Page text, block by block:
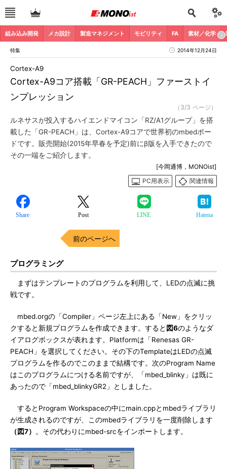
組み込み開発 メカ設計 製造マネジメント モビリティ FA 素材／化学
特集 2014年12月24日
Cortex-A9コア搭載「GR-PEACH」ファーストイ
ンプレッション
Cortex-A9
（3/3 ページ）
ルネサスが投入するハイエンドマイコン「RZ/A1グループ」を搭
載した「GR-PEACH」は、Cortex-A9コアで世界初のmbedボー
ドです。販売開始(2015年早春を予定)前にβ版を入手できたので
その一端をご紹介します。
[今岡通博，MONOist]
PC用表示
関連情報
Share Post LINE Hatena
前のページへ
プログラミング
まずはテンプレートのプログラムを利用して、LEDの点滅に挑
戦です。
mbed.orgの「Compiler」ページ左上にある「New」をクリッ
クすると新規プログラムを作成できます。すると 図6のようなダ
イアログボックスが表れます。Platformは「Renesas GR-
PEACH」を選択してください。その下のTemplateはLEDの点滅
プログラムを作るのでこのままで結構です。次のProgram Name
はこのプログラムにつける名前ですが、「mbed_blinky」は既に
あったので「mbed_blinkyGR2」としました。
するとProgram Workspaceの中にmain.cppとmbedライブラリ
が生成されるのですが、このmbedライブラリを一度削除します
（図7）
。その代わりにmbed-srcをインポートします。